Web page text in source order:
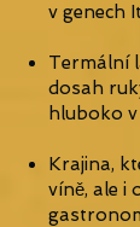
v genech
Termální
dosah
hluboko v
Krajina,
víně, ale i